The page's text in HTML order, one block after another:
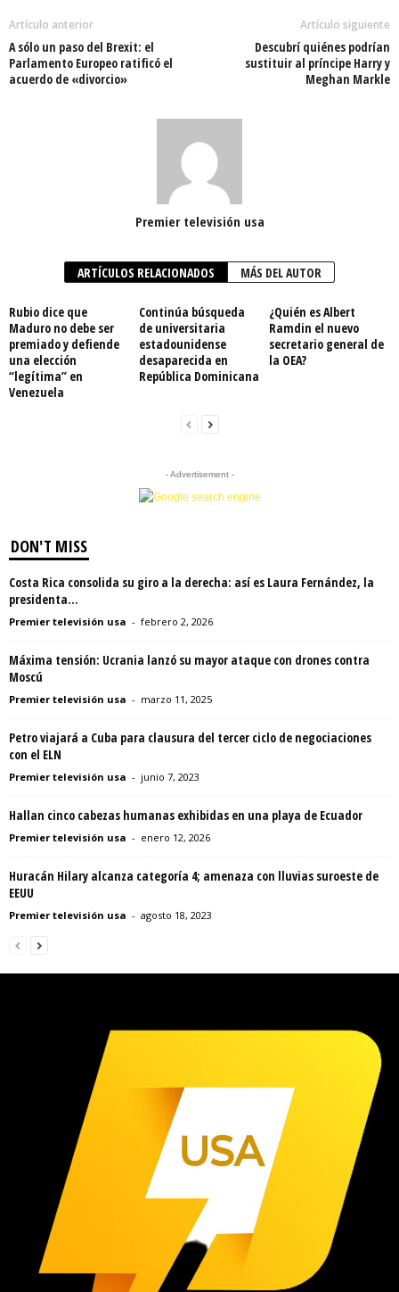
Artículo anterior
A sólo un paso del Brexit: el
Parlamento Europeo ratificó el
acuerdo de «divorcio»
Artículo siguiente
Descubrí quiénes podrían
sustituir al príncipe Harry y
Meghan Markle
Premier televisión usa
ARTÍCULOS RELACIONADOS MÁS DEL AUTOR
Rubio dice que
Maduro no debe ser
premiado y defiende
una elección
“legítima” en
Venezuela
Continúa búsqueda
de universitaria
estadounidense
desaparecida en
República Dominicana
¿Quién es Albert
Ramdin el nuevo
secretario general de
la OEA?
- Advertisement -
DON'T MISS
Costa Rica consolida su giro a la derecha: así es Laura Fernández, la
presidenta...
Premier televisión usa - febrero 2, 2026
Máxima tensión: Ucrania lanzó su mayor ataque con drones contra
Moscú
Premier televisión usa - marzo 11, 2025
Petro viajará a Cuba para clausura del tercer ciclo de negociaciones
con el ELN
Premier televisión usa - junio 7, 2023
Hallan cinco cabezas humanas exhibidas en una playa de Ecuador
Premier televisión usa - enero 12, 2026
Huracán Hilary alcanza categoría 4; amenaza con lluvias suroeste de
EEUU
Premier televisión usa - agosto 18, 2023